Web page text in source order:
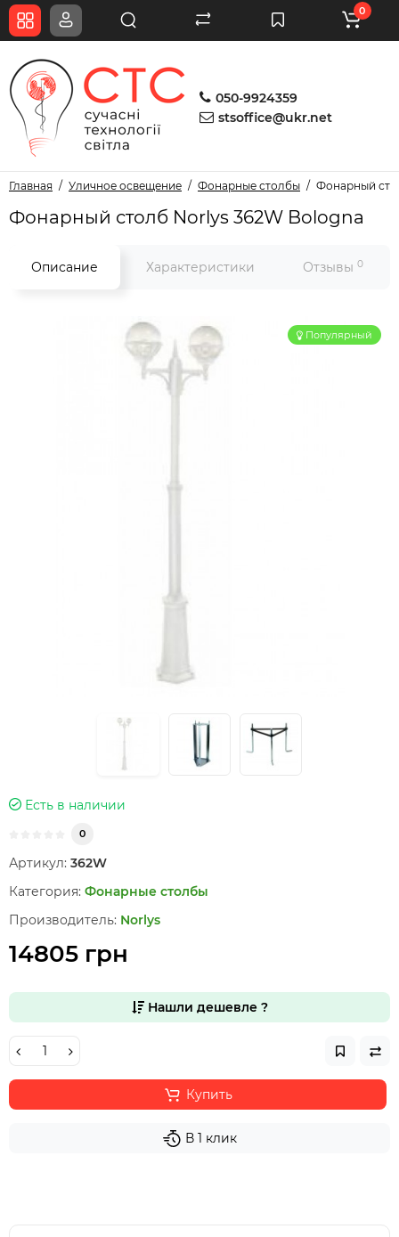
050-9924359
stsoffice@ukr.net
0
Главная Уличное освещение Фонарные столбы Фонарный
Фонарный столб Norlys 362W Bologna
Описание Характеристики Отзывы 0
Популярный
Есть в наличии
0
Артикул: 362W
Категория: Фонарные столбы
Производитель: Norlys
14805 грн
Нашли дешевле ?
Купить
В 1 клик